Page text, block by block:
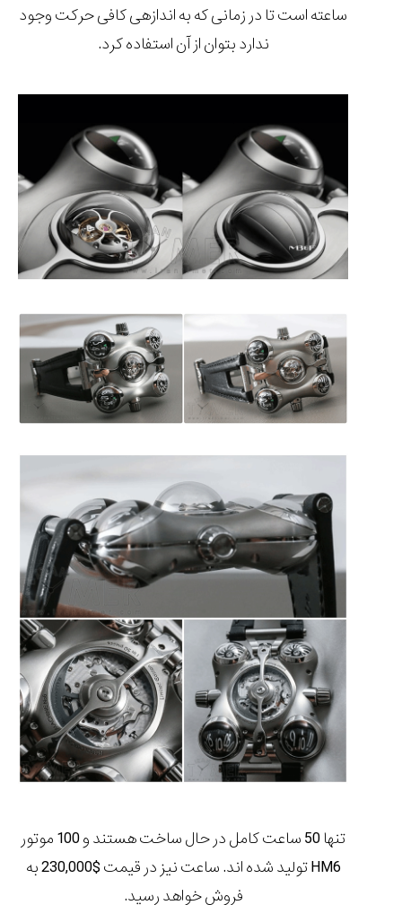
ساعتهاست تا در زمانی که به اندازهی کافی حرکت وجود
ندارد بتوان از آن استفاده کرد.
تنها 50 ساعت کامل در حال ساخت هستند و
HM6 تولید شده اند. ساعت نیز در
قیمت $230,000
به
فروش خواهد رسید.